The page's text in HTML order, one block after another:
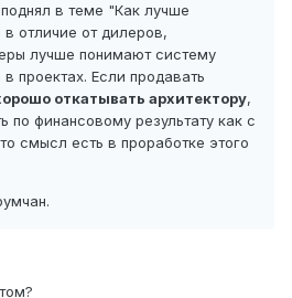
в теме "Как лучше
отличие от дилеров,
лучше понимают систему
проектах. Если продавать
откатывать архитектору,
по финансовому результату как с
смысл есть в проработке этого